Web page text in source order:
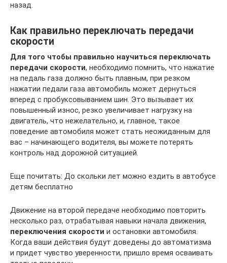
назад.
Как правильно переключать передачи
скорости
Для того чтобы правильно научиться переключать
передачи скорости, необходимо помнить, что нажатие
на педаль газа должно быть плавным, при резком
нажатии педали газа автомобиль может дернуться
вперед с пробуксовыванием шин. Это вызывает их
повышенный износ, резко увеличивает нагрузку на
двигатель, что нежелательно, и, главное, такое
поведение автомобиля может стать неожиданным для
вас – начинающего водителя, вы можете потерять
контроль над дорожной ситуацией.
Еще почитать: До скольки лет можно ездить в автобусе
детям бесплатно
Движение на второй передаче необходимо повторить
несколько раз, отрабатывая навыки начала движения,
переключения скорости и остановки автомобиля.
Когда ваши действия будут доведены до автоматизма
и придет чувство уверенности, пришло время осваивать